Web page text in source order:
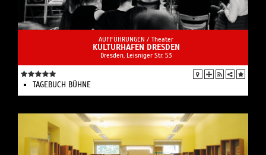
AUFFÜHRUNGEN / Theater
KULTURHAFEN DRESDEN
Dresden, Leisniger Str. 53
TAGEBUCH BÜHNE